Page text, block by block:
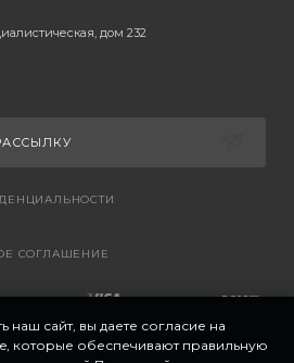
дом 232
СОГЛАШЕНИЕ
наш сайт, вы даете согласие на
которые обеспечивают правильную